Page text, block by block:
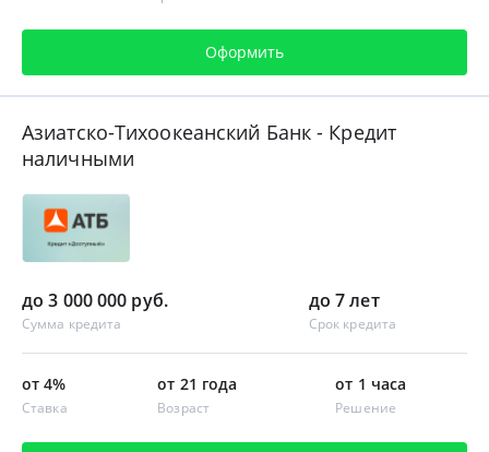
Оформить
Азиатско-Тихоокеанский Банк - Кредит
наличными
до 3 000 000 руб.
Сумма кредита
до 7 лет
Срок кредита
от 4%
Ставка
от 21 года
Возраст
от 1 часа
Решение